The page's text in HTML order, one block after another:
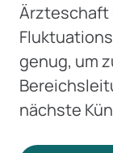
Ärzteschaft
genug, um
nächste